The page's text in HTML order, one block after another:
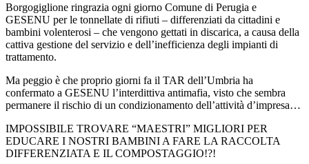
Borgogiglione ringrazia ogni giorno Comune di Perugia e
GESENU per le tonnellate di rifiuti – differenziati da cittadini e
bambini volenterosi – che vengono gettati in discarica, a causa della
cattiva gestione del servizio e dell’inefficienza degli impianti di
trattamento.
Ma peggio è che proprio giorni fa il TAR dell’Umbria ha
confermato a GESENU l’interdittiva antimafia, visto che sembra
permanere il rischio di un condizionamento dell’attività d’impresa…
IMPOSSIBILE TROVARE “MAESTRI” MIGLIORI PER
EDUCARE I NOSTRI BAMBINI A FARE LA RACCOLTA
DIFFERENZIATA E IL COMPOSTAGGIO!?!